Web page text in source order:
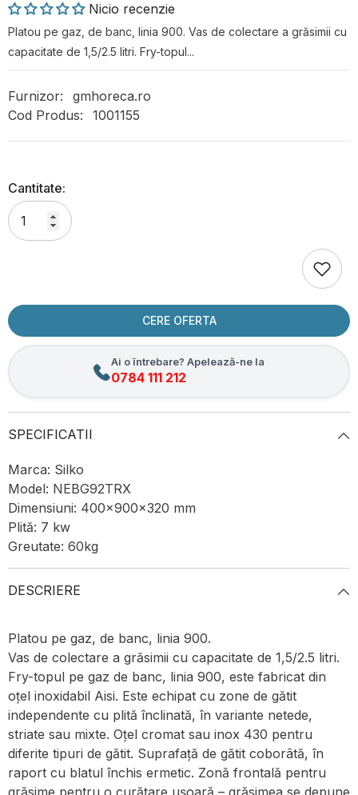
Nicio recenzie
Platou pe gaz, de banc, linia 900. Vas de colectare a grăsimii cu
capacitate de 1,5/2.5 litri. Fry-topul...
Furnizor:
gmhoreca.ro
Cod Produs:
1001155
Cantitate:
CERE OFERTA
Ai o întrebare? Apelează-ne la
0784 111 212
SPECIFICATII
Marca: Silko
Model: NEBG92TRX
Dimensiuni: 400x900x320 mm
Plită: 7 kw
Greutate: 60kg
DESCRIERE
Platou pe gaz, de banc, linia 900.
Vas de colectare a grăsimii cu capacitate de 1,5/2.5 litri.
Fry-topul pe gaz de banc, linia 900, este fabricat din
oțel inoxidabil Aisi. Este echipat cu zone de gătit
independente cu plită înclinată, în variante netede,
striate sau mixte. Oțel cromat sau inox 430 pentru
diferite tipuri de gătit. Suprafață de gătit coborâtă, în
raport cu blatul închis ermetic. Zonă frontală pentru
grăsime pentru o curățare ușoară – grăsimea se depune